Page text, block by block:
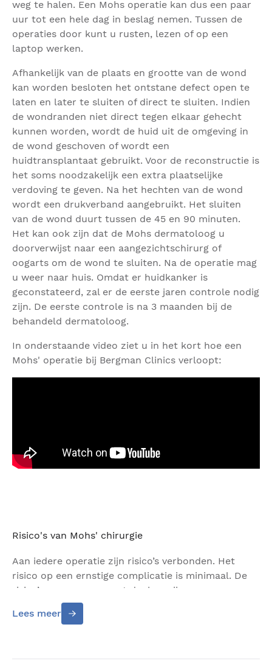
weg te halen. Een Mohs operatie kan dus een paar
uur tot een hele dag in beslag nemen. Tussen de
operaties door kunt u rusten, lezen of op een
laptop werken.
Afhankelijk van de plaats en grootte van de wond
kan worden besloten het ontstane defect open te
laten en later te sluiten of direct te sluiten. Indien
de wondranden niet direct tegen elkaar gehecht
kunnen worden, wordt de huid uit de omgeving in
de wond geschoven of wordt een
huidtransplantaat gebruikt. Voor de reconstructie is
het soms noodzakelijk een extra plaatselijke
verdoving te geven. Na het hechten van de wond
wordt een drukverband aangebruikt. Het sluiten
van de wond duurt tussen de 45 en 90 minuten.
Het kan ook zijn dat de Mohs dermatoloog u
doorverwijst naar een aangezichtschirurg of
oogarts om de wond te sluiten. Na de operatie mag
u weer naar huis. Omdat er huidkanker is
geconstateerd, zal er de eerste jaren controle nodig
zijn. De eerste controle is na 3 maanden bij de
behandeld dermatoloog.
In onderstaande video ziet u in het kort hoe een
Mohs' operatie bij Bergman Clinics verloopt:
Risico's van Mohs' chirurgie
Aan iedere operatie zijn risico’s verbonden. Het
risico op een ernstige complicatie is minimaal. De
risico’s waar u aan moet denken zijn: een
nabloeding, een wondinfectie en het doorsnijden
van een (huid) zenuw. Dit laatste kan plaatselijk een
functie verliezen. Deze risico’s zijn gelukkig zeer
Lees meer